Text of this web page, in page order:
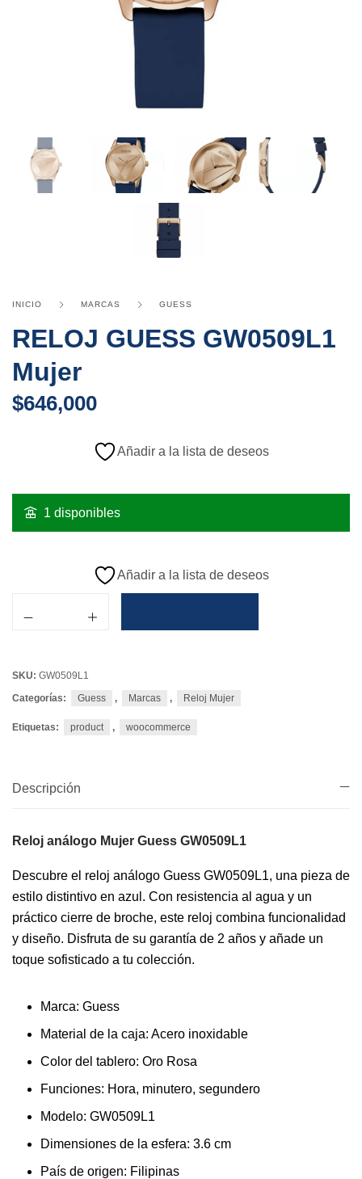
INICIO MARCAS GUESS
RELOJ GUESS GW0509L1
Mujer
$646,000
1 disponibles
Añadir a la lista de deseos
Añadir a la lista de deseos
SKU: GW0509L1
Categorías:
Guess , Marcas , Reloj Mujer
Etiquetas: product , woocommerce
Descripción
Reloj análogo Mujer Guess GW0509L1
Descubre el reloj análogo Guess GW0509L1, una pieza de
estilo distintivo en azul. Con resistencia al agua y un
práctico cierre de broche, este reloj combina funcionalidad
y diseño. Disfruta de su garantía de 2 años y añade un
toque sofisticado a tu colección.
Marca: Guess
Material de la caja: Acero inoxidable
Color del tablero: Oro Rosa
Funciones: Hora, minutero, segundero
Modelo: GW0509L1
Dimensiones de la esfera: 3.6 cm
País de origen: Filipinas